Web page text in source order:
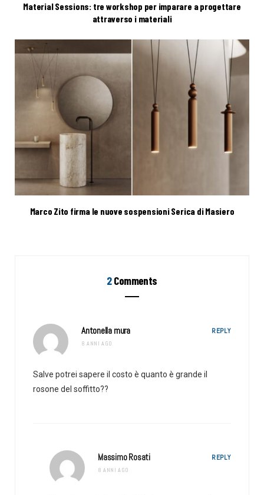
Material Sessions: tre workshop per imparare a progettare
attraverso i materiali
Marco Zito firma le nuove sospensioni Serica di Masiero
2Comments
Antonella mura
8 ANNI AGO
REPLY
Salve potrei sapere il costo è quanto è grande il
rosone del soffitto??
Massimo Rosati
8 ANNI AGO
REPLY